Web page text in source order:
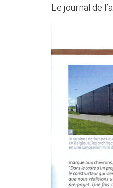
Le journal de